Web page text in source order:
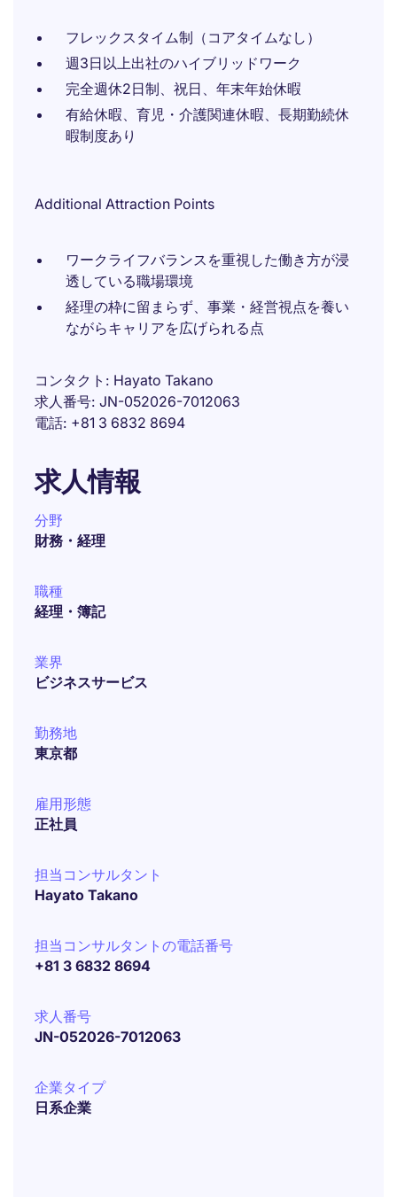
フレックスタイム制（コアタイムなし）
週3日以上出社のハイブリッドワーク
完全週休2日制、祝日、年末年始休暇
有給休暇、育児・介護関連休暇、長期勤続休
暇制度あり
Additional Attraction Points
ワークライフバランスを重視した働き方が浸
透している職場環境
経理の枠に留まらず、事業・経営視点を養い
ながらキャリアを広げられる点
コンタクト
Hayato Takano
求人番号 JN-052026-7012063
電話 +81 3 6832 8694
求人情報
分野
財務・経理
職種
経理・簿記
業界
ビジネスサービス
勤務地
東京都
雇用形態
正社員
担当コンサルタント
Hayato Takano
担当コンサルタントの電話番号
+81 3 6832 8694
求人番号
JN-052026-7012063
企業タイプ
日系企業